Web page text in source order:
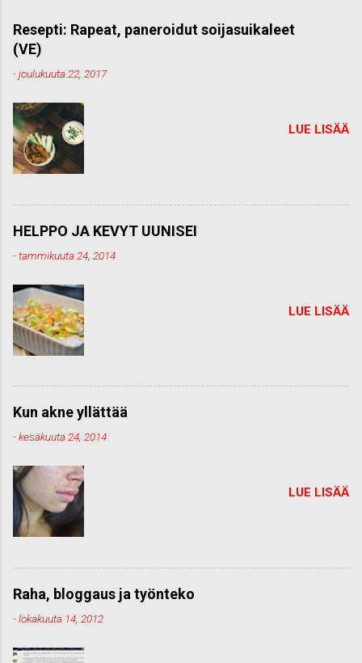
m
e
n
t
Resepti: Rapeat, paneroidut soijasuikaleet
(VE)
-joulukuuta 22, 2017
LUE LISÄÄ
HELPPO JA KEVYT UUNISEI
-tammikuuta 24, 2014
LUE LISÄÄ
Kun akne yllättää
-kesäkuuta 24, 2014
LUE LISÄÄ
Raha, bloggaus ja työnteko
-lokakuuta 14, 2012